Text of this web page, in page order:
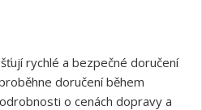
rychlé a bezpečné doručení
doručení během
o cenách dopravy a